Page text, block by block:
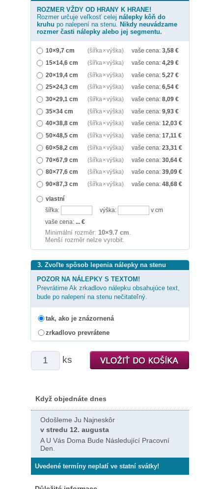
ROZMER VŽDY OD HRANY K HRANE!
Rozmer určuje veľkosť celej nálepky kôň do
kruhu po nalepení na stenu. Nikdy neuvádzame
rozmer časti nálepky alebo jej segmentu.
10×9,7 cm (šířka × výška) vaše cena: 3,58 €
15×14,6 cm
(šířka × výška) vaše cena: 4,29 €
20×19,4 cm
(šířka × výška) vaše cena: 5,27 €
25×24,3 cm
(šířka × výška) vaše cena: 6,54 €
30×29,1 cm
(šířka × výška) vaše cena: 8,09 €
35×34 cm
(šířka × výška) vaše cena: 9,93 €
40×38,8 cm
(šířka × výška) vaše cena: 12,03 €
50×48,5 cm
(šířka × výška) vaše cena: 17,11 €
60×58,2 cm
(šířka × výška) vaše cena: 23,31 €
70×67,9 cm
(šířka × výška) vaše cena: 30,64 €
80×77,6 cm
(šířka × výška) vaše cena: 39,09 €
90×87,3 cm
(šířka × výška) vaše cena: 48,68 €
vlastní
šířka:
výška:
v cm
vaše cena:
€
Minimální rozměr: 10×9.7 cm
Menší rozměr nelze vyrobit.
3. Zvoľte spôsob lepenia nálepky na stenu
POZOR NA NÁLEPKY S TEXTOM!
Prevrátime Ak zrkadlovo nálepku obsahujúce text,
bude po nalepení na stenu nečitateľný.
tak, ako je znázornená
zrkadlovo prevrátene
ks
Když objednáte dnes
Odošleme Ju Najneskôr
v stredu 12. augusta
A U Vás Doma Bude Následující Pracovní
Den.
Uvedené termíny neplatí ve statní svátky!